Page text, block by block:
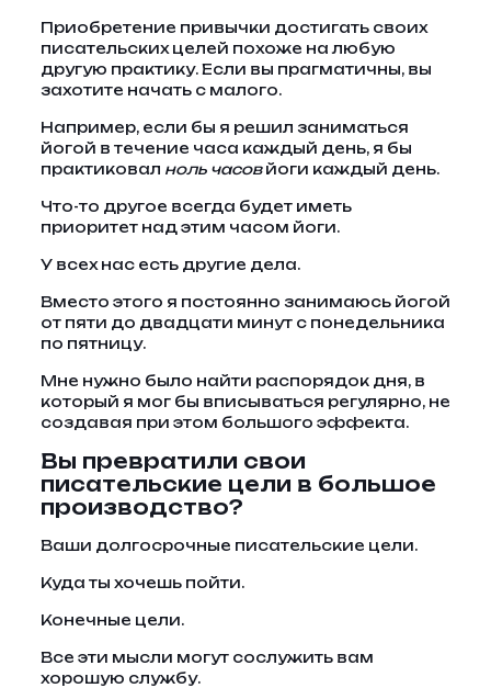
Приобретение привычки достигать своих
писательских целей похоже на любую
другую практику. Если вы прагматичны, вы
захотите начать с малого.
Например, если бы я решил заниматься
йогой в течение часа каждый день, я бы
практиковал ноль часовйоги каждый день.
Что-то другое всегда будет иметь
приоритет над этим часом йоги.
У всех нас есть другие дела.
Вместо этого я постоянно занимаюсь йогой
от пяти до двадцати минут с понедельника
по пятницу.
Мне нужно было найти распорядок дня, в
который я мог бы вписываться регулярно, не
создавая при этом большого эффекта.
Вы превратили свои
писательские цели в большое
производство?
Ваши долгосрочные писательские цели.
Куда ты хочешь пойти.
Конечные цели.
Все эти мысли могут сослужить вам
хорошую службу.